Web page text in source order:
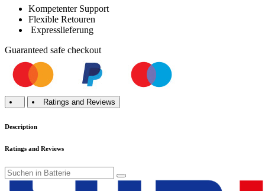
Kompetenter Support
Flexible Retouren
Expresslieferung
Guaranteed safe checkout
Ratings and Reviews
Description
Ratings and Reviews